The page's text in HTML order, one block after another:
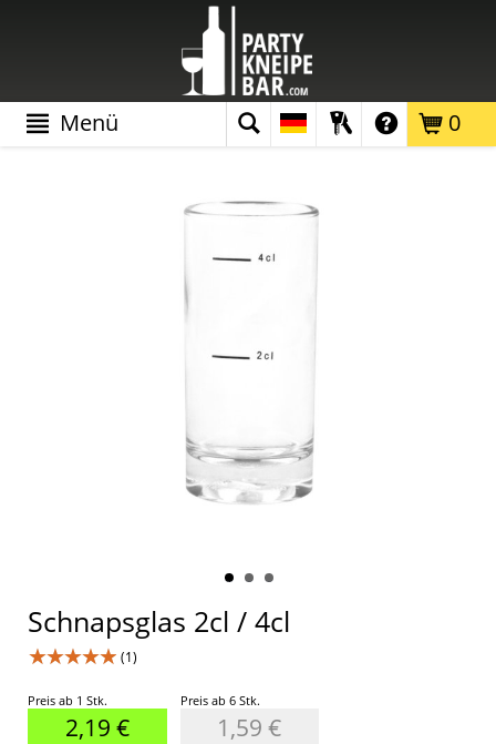
0
Menü
Schnapsglas 2cl / 4cl
★★★★★ (1)
Preis ab 1 Stk.
2,19 €
Preis ab 6 Stk.
1,59 €